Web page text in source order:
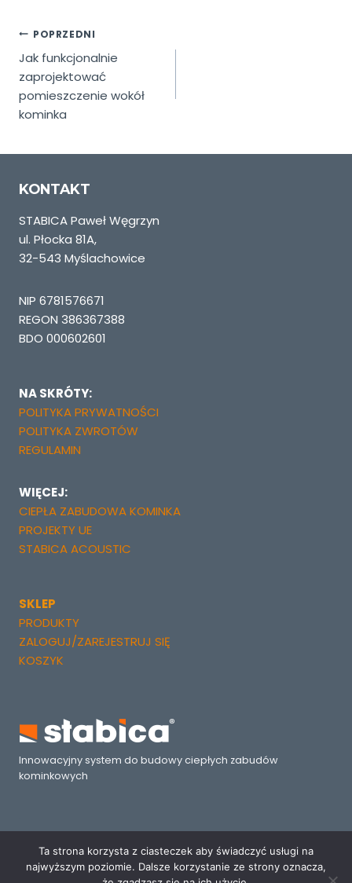
NAWIGACJA
WPISU
POPRZEDNI
Jak funkcjonalnie
zaprojektować
pomieszczenie wokół
kominka
KONTAKT
STABICA Paweł Węgrzyn
ul. Płocka 81A,
32-543 Myślachowice
NIP 6781576671
REGON 386367388
BDO 000602601
NA SKRÓTY:
POLITYKA PRYWATNOŚCI
POLITYKA ZWROTÓW
REGULAMIN
WIĘCEJ:
CIEPŁA ZABUDOWA KOMINKA
PROJEKTY UE
STABICA ACOUSTIC
SKLEP
PRODUKTY
ZALOGUJ/ZAREJESTRUJ SIĘ
KOSZYK
Innowacyjny system do budowy ciepłych zabudów
kominkowych
Realizacja: Zewnętrzny Dział Marketingu – SkanTree.com
Ta strona korzysta z ciasteczek aby świadczyć usługi na
najwyższym poziomie. Dalsze korzystanie ze strony oznacza,